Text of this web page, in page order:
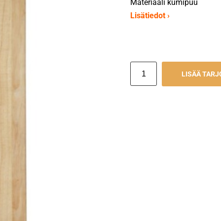
Materiaali kumipuu
Lisätiedot ›
LISÄÄ